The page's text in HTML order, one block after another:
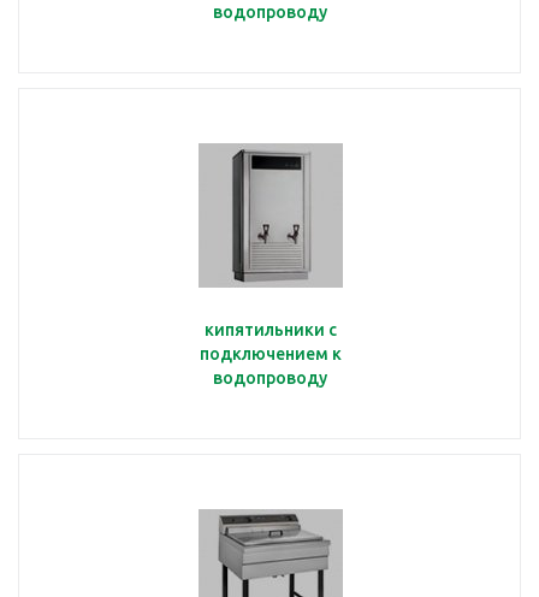
водопроводу
кипятильники с
подключением к
водопроводу